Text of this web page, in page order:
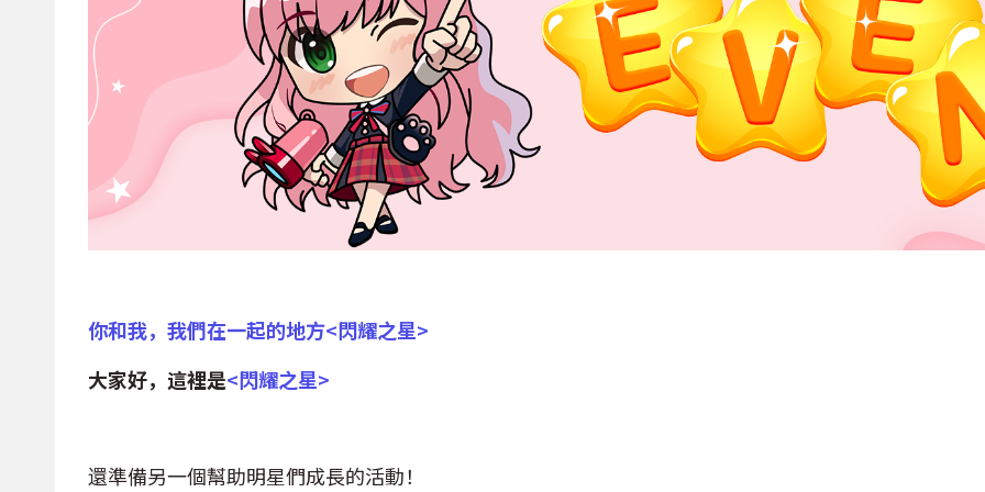
你和我，我們在一起的地方<閃耀之星>
大家好，這裡是<閃耀之星>
還準備另一個幫助明星們成長的活動！